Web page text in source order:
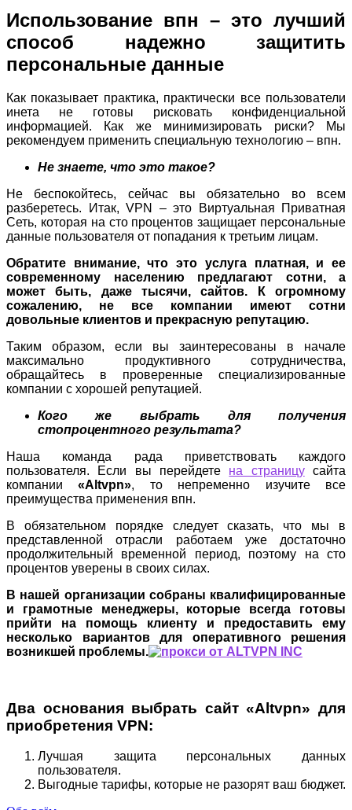
Использование впн – это лучший
способ надежно защитить
персональные данные
Как показывает практика, практически все пользователи
инета не готовы рисковать конфиденциальной
информацией. Как же минимизировать риски? Мы
рекомендуем применить специальную технологию – впн.
Не знаете, что это такое?
Не беспокойтесь, сейчас вы обязательно во всем
разберетесь. Итак, VPN – это Виртуальная Приватная
Сеть, которая на сто процентов защищает персональные
данные пользователя от попадания к третьим лицам.
Обратите внимание, что это услуга платная, и ее
современному населению предлагают сотни, а
может быть, даже тысячи, сайтов. К огромному
сожалению, не все компании имеют сотни
довольные клиентов и прекрасную репутацию.
Таким образом, если вы заинтересованы в начале
максимально продуктивного сотрудничества,
обращайтесь в проверенные специализированные
компании с хорошей репутацией.
Кого же выбрать для получения
стопроцентного результата?
Наша команда рада приветствовать каждого
пользователя. Если вы перейдете на страницусайта
компании«Altvpn», то непременно изучите все
преимущества применения впн.
В обязательном порядке следует сказать, что мы в
представленной отрасли работаем уже достаточно
продолжительный временной период, поэтому на сто
процентов уверены в своих силах.
В нашей организации собраны квалифицированные
и грамотные менеджеры, которые всегда готовы
прийти на помощь клиенту и предоставить ему
несколько вариантов для оперативного решения
возникшей проблемы.
Два основания выбрать сайт «Altvpn» для
приобретения VPN:
Лучшая защита персональных данных
пользователя.
Выгодные тарифы, которые не разорят ваш бюджет.